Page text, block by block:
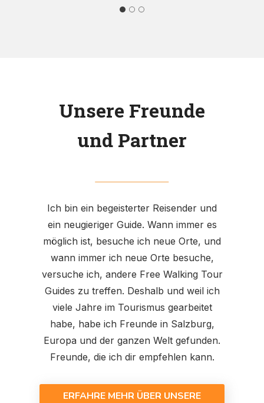
Unsere Freunde
und Partner
Ich bin ein begeisterter Reisender und
ein neugieriger Guide. Wann immer es
möglich ist, besuche ich neue Orte, und
wann immer ich neue Orte besuche,
versuche ich, andere Free Walking Tour
Guides zu treffen. Deshalb und weil ich
viele Jahre im Tourismus gearbeitet
habe, habe ich Freunde in Salzburg,
Europa und der ganzen Welt gefunden.
Freunde, die ich dir empfehlen kann.
ERFAHRE MEHR ÜBER UNSERE